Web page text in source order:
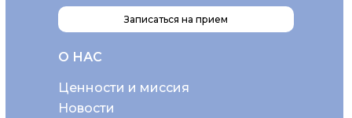
О НАС
Ценности и миссия
Новости
Записаться на прием